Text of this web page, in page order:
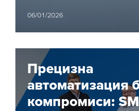
06/01/2026
Прецизна
автоматизация
компромиси: